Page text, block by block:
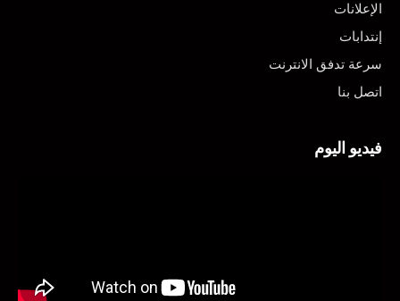
الإعلانات
إنتدابات
سرعة تدفق الانترنت
اتصل بنا
فيديو اليوم